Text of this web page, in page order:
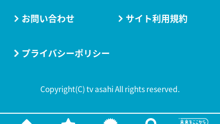
お問い合わせ サイト利用規約
プライバシーポリシー
Copyright(C) tv asahi All rights reserved.